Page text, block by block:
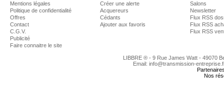
Mentions légales
Politique de confidentialité
Offres
Contact
C.G.V.
Publicité
Faire connaitre le site
Créer une alerte
Acquereurs
Cédants
Ajouter aux favoris
Salons
Newsletter
Flux RSS
Flux RSS
Flux RSS
LIBBRE ® - 9 Rue James Watt - 49070
Email: info@transmission-
Nos